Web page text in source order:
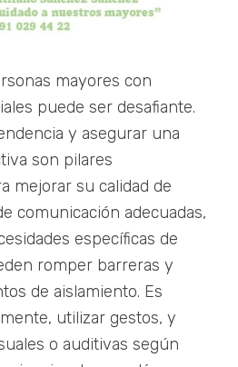
mayores con
puede ser desafiante.
y asegurar una
son pilares
mejorar su calidad de
comunicación adecuadas,
específicas de
romper barreras y
de aislamiento. Es
utilizar gestos, y
o auditivas según